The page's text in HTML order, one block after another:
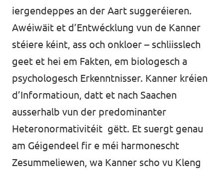
iergendeppes an der Aart suggeréieren.
Awéiwäit et d’Entwécklung vun de Kanner
stéiere kéint, ass och onkloer – schliisslech
geet et hei em Fakten, em biologesch a
psychologesch Erkenntnisser. Kanner kréien
d’Informatioun, datt et nach Saachen
ausserhalb vun der predominanter
Heteronormativitéit gëtt. Et suergt genau
am Géigendeel fir e méi harmonescht
Zesummeliewen, wa Kanner scho vu Kleng